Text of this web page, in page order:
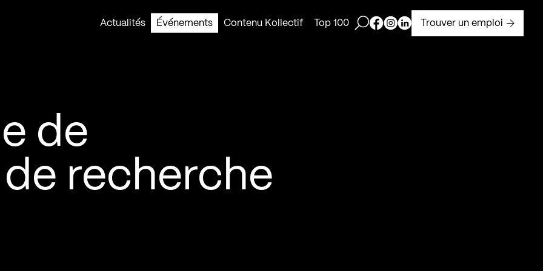
Actualités
Événements Contenu Kollectif Top 100 Ouvrir la barre de recherche
Page Facebook de Kollectif
Page Instagram de Kollectif
Page Linkedin de Kollectif
Trouver un emploi
de
recherche